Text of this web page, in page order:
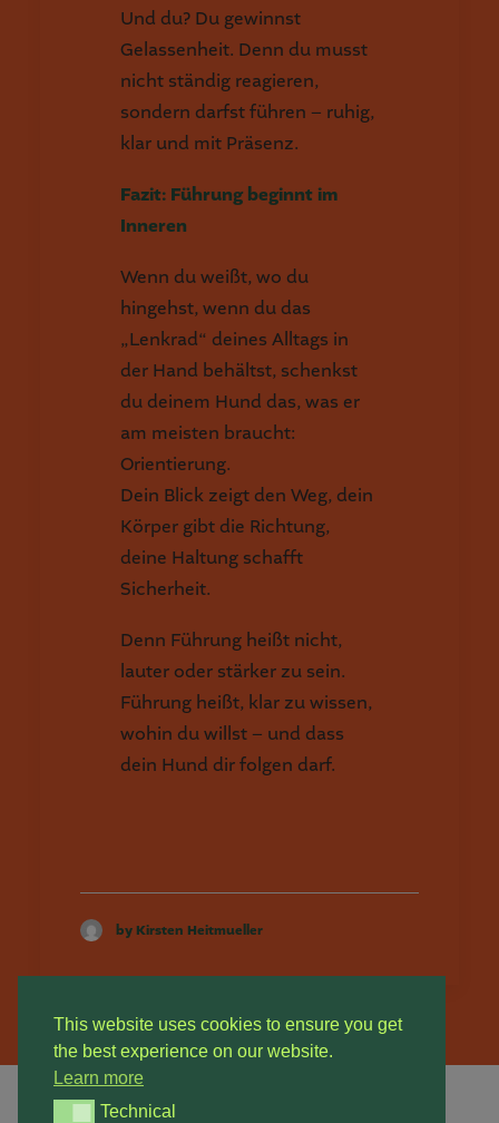
Und du? Du gewinnst
Gelassenheit. Denn du musst
nicht ständig reagieren,
sondern darfst führen – ruhig,
klar und mit Präsenz.
Fazit: Führung beginnt im
Inneren
Wenn du weißt, wo du
hingehst, wenn du das
„Lenkrad“ deines Alltags in
der Hand behältst, schenkst
du deinem Hund das, was er
am meisten braucht:
Orientierung.
Dein Blick zeigt den Weg, dein
Körper gibt die Richtung,
deine Haltung schafft
Sicherheit.
Denn Führung heißt nicht,
lauter oder stärker zu sein.
Führung heißt, klar zu wissen,
wohin du willst – und dass
dein Hund dir folgen darf.
by Kirsten Heitmueller
This website uses cookies to ensure you get
the best experience on our website.
Learn more
Technical
Technical